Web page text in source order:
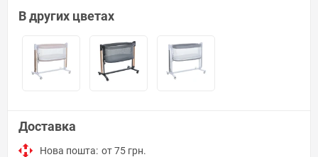
В других цветах
Доставка
Нова пошта: от 75 грн.